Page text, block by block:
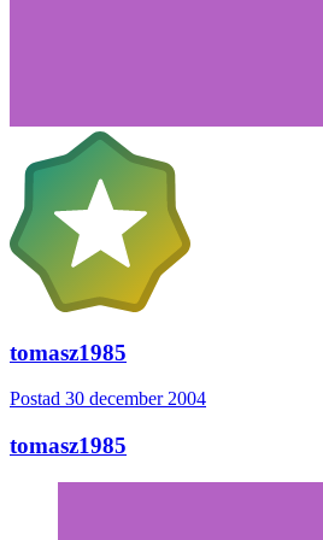
tomasz1985
Postad 30 december 2004
tomasz1985